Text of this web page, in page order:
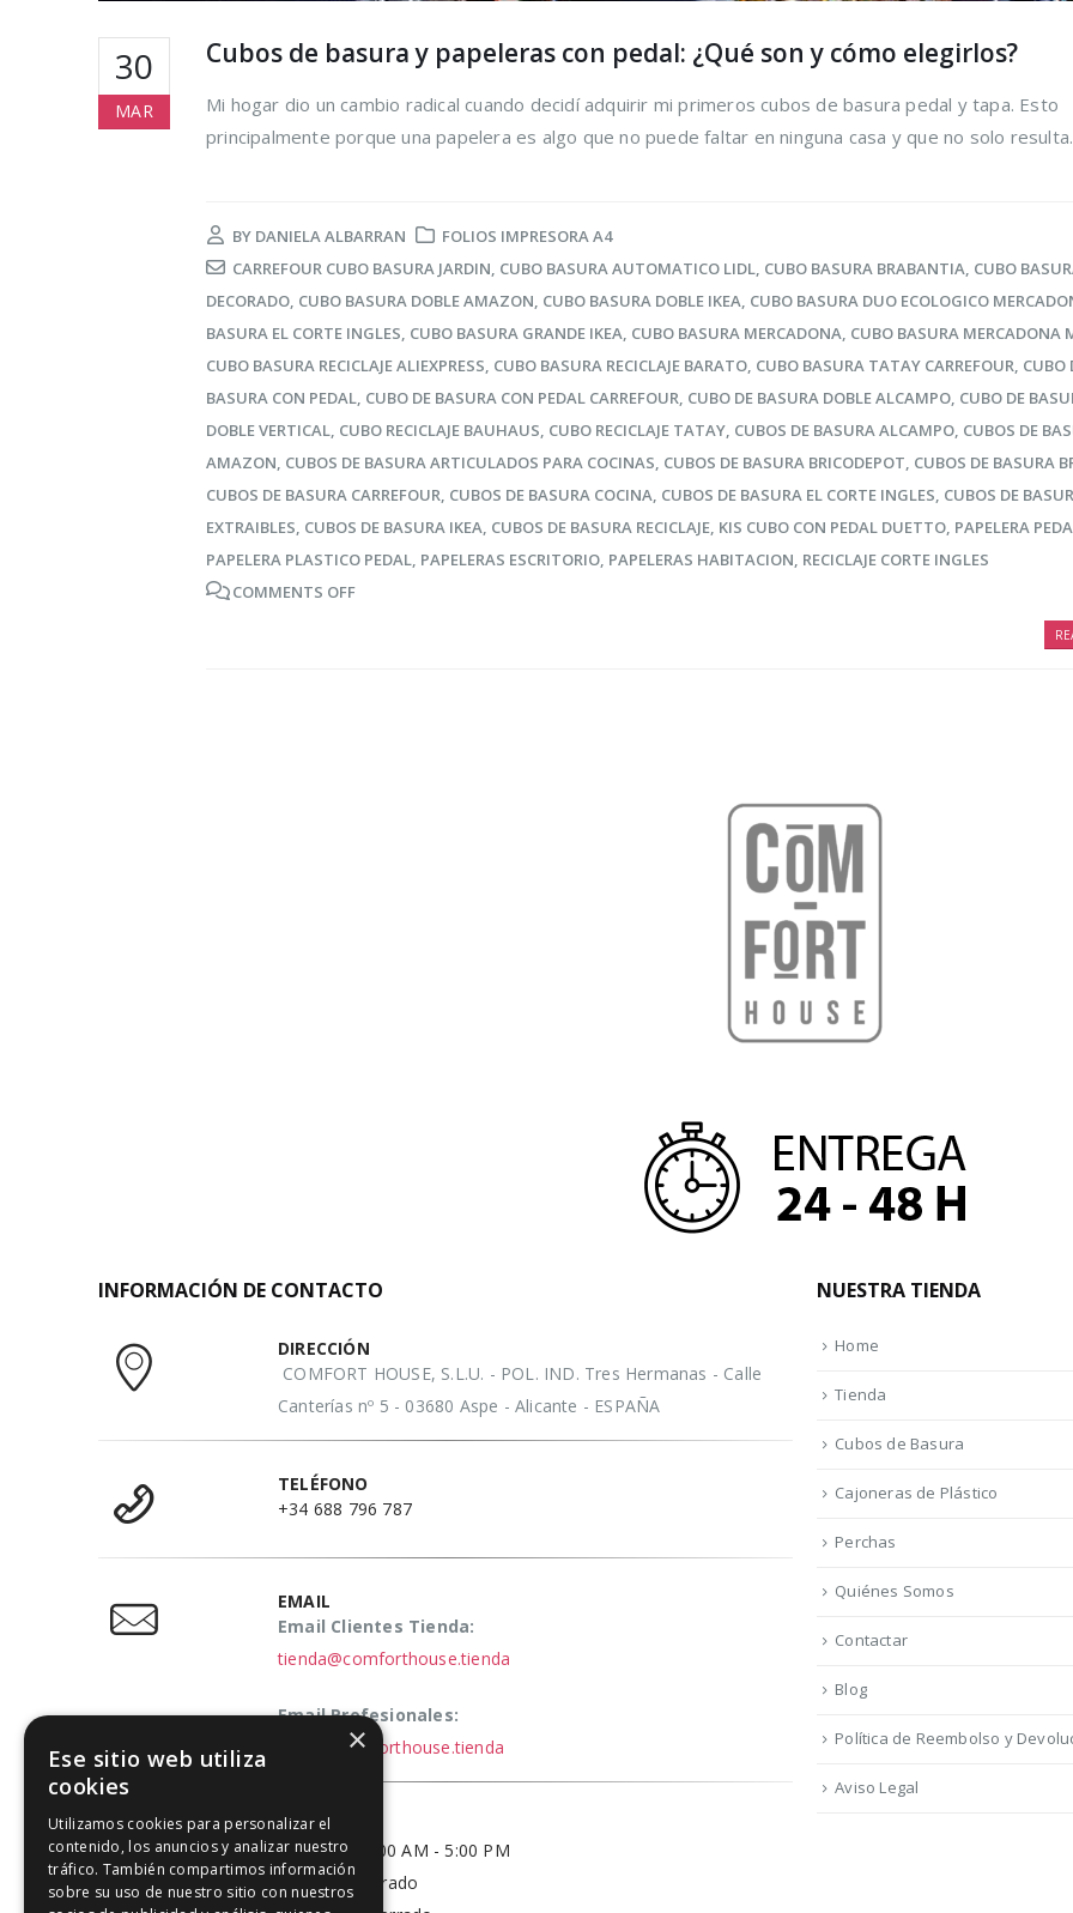
30
MAR
Cubos de basura y papeleras con pedal: ¿Qué son y cómo elegirlos?
Mi hogar dio un cambio radical cuando decidí adquirir mi primeros cubos de basura pedal y tapa. Esto
principalmente porque una papelera es algo que no puede faltar en ninguna casa y que no solo
BY DANIELA ALBARRAN
FOLIOS IMPRESORA A4
CARREFOUR CUBO BASURA JARDIN, CUBO BASURA AUTOMATICO LIDL, CUBO BASURA BRABANTIA, CUBO
DECORADO, CUBO BASURA DOBLE AMAZON, CUBO BASURA DOBLE IKEA, CUBO BASURA DUO ECOLOGICO
BASURA EL CORTE INGLES, CUBO BASURA GRANDE IKEA, CUBO BASURA MERCADONA, CUBO BASURA MERCADONA
CUBO BASURA RECICLAJE ALIEXPRESS, CUBO BASURA RECICLAJE BARATO, CUBO BASURA TATAY CARREFOUR, CUBO
BASURA CON PEDAL, CUBO DE BASURA CON PEDAL CARREFOUR, CUBO DE BASURA DOBLE ALCAMPO, CUBO DE
DOBLE VERTICAL, CUBO RECICLAJE BAUHAUS, CUBO RECICLAJE TATAY, CUBOS DE BASURA ALCAMPO, CUBOS DE
AMAZON, CUBOS DE BASURA ARTICULADOS PARA COCINAS, CUBOS DE BASURA BRICODEPOT, CUBOS DE BASURA
CUBOS DE BASURA CARREFOUR, CUBOS DE BASURA COCINA, CUBOS DE BASURA EL CORTE INGLES, CUBOS DE
EXTRAIBLES, CUBOS DE BASURA IKEA, CUBOS DE BASURA RECICLAJE, KIS CUBO CON PEDAL DUETTO, PAPELERA
PAPELERA PLASTICO PEDAL, PAPELERAS ESCRITORIO, PAPELERAS HABITACION, RECICLAJE CORTE INGLES
COMMENTS OFF
INFORMACIÓN DE CONTACTO
DIRECCIÓN
COMFORT HOUSE, S.L.U. - POL. IND. Tres Hermanas - Calle
Canterías nº 5 - 03680 Aspe - Alicante - ESPAÑA
TELÉFONO
+34 688 796 787
EMAIL
Email Clientes Tienda:
tienda@comforthouse.tienda
Email Profesionales:
elena@comforthouse.tienda
HORARIO
Lun - Vie / 9:00 AM - 5:00 PM
Sábado - Cerrado
NUESTRA TIENDA
Home
Tienda
Cubos de Basura
Cajoneras de Plástico
Perchas
Quiénes Somos
Contactar
Blog
Política de Reembolso y
Aviso Legal
×
Ese sitio web utiliza
cookies
Utilizamos cookies para personalizar el
contenido, los anuncios y analizar nuestro
tráfico. También compartimos información
sobre su uso de nuestro sitio con nuestros